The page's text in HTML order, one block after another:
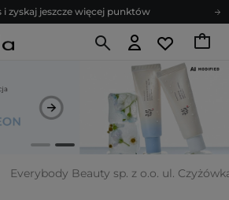
i zyskaj jeszcze więcej punktów
się na newsletter pełen porad
Realizacja zamówienia do 24h.
i zyskaj jeszcze więcej punktów
się na newsletter pełen porad
Everybody Beauty sp. z o.o. ul.